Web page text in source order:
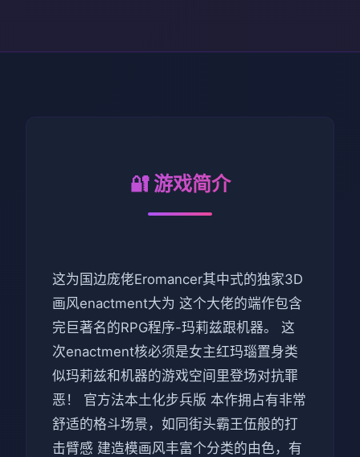
🔐 游戏简介
这为国边庞佬Eromancer其中式的独家3D
画风enactment大为 这个大佬的端作包含
完巨著名的RPG程序-玛莉兹跟机器。 这
次enactment核必须是女主红玛瑙置身类
似玛莉兹和机器的游戏空间里登场对抗罪
恶！ 官方法本土化步兵版 本作拥占有非常
舒适的格斗场景，如同街头霸王伍般的打
击臂感 建造模画风丰富个分类的由色，有